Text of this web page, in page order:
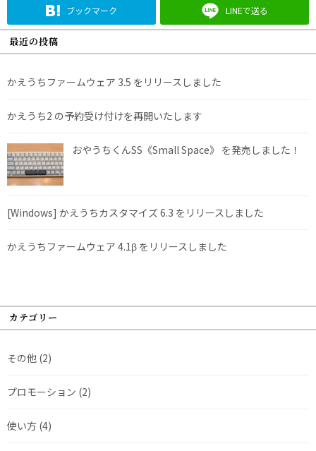
ブックマーク LINEで送る
最近の投稿
かえうちファームウェア 3.5 をリリースしました
かえうち2 の予約受け付けを再開いたします
おやうちくんSS《Small Space》 を発売しました！
[Windows] かえうちカスタマイズ 6.3 をリリースしました
かえうちファームウェア 4.1β をリリースしました
カテゴリー
その他 (2)
プロモーション (2)
使い方 (4)